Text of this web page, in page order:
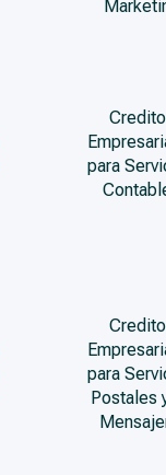
para
para
Postales